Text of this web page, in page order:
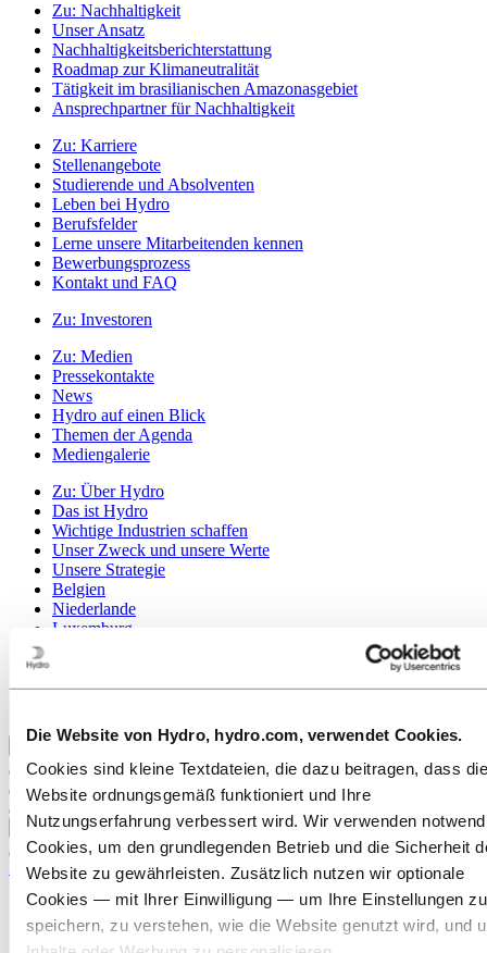
Die Website von Hydro, hydro.com, verwendet Cookies.
Cookies sind kleine Textdateien, die dazu beitragen, dass die
Website ordnungsgemäß funktioniert und Ihre
Nutzungserfahrung verbessert wird. Wir verwenden
Cookies, um den grundlegenden Betrieb und die Sicherheit
Website zu gewährleisten. Zusätzlich nutzen wir optionale
Cookies — mit Ihrer Einwilligung — um Ihre Einstellungen zu
speichern, zu verstehen, wie die Website genutzt wird, und
Zu: Nachhaltigkeit
Unser Ansatz
Nachhaltigkeitsberichterstattung
Roadmap zur Klimaneutralität
Tätigkeit im brasilianischen Amazonasgebiet
Ansprechpartner für Nachhaltigkeit
Zu: Karriere
Stellenangebote
Studierende und Absolventen
Leben bei Hydro
Berufsfelder
Lerne unsere Mitarbeitenden kennen
Bewerbungsprozess
Kontakt und FAQ
Zu: Investoren
Zu: Medien
Pressekontakte
News
Hydro auf einen Blick
Themen der Agenda
Mediengalerie
Zu: Über Hydro
Das ist Hydro
Wichtige Industrien schaffen
Unser Zweck und unsere Werte
Unsere Strategie
Belgien
Niederlande
Luxemburg
Sponsorships
Zurück zum Hauptmenü
Schließen
Karriere
Stellenangebote
Studierende und Absolventen
Leben bei Hydro